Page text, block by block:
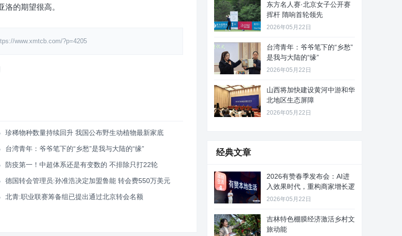
的期望很高。
www.xmtcb.com/?p=4205
珍稀物种数量持续回升 我国公布野生动植物最新家底
台湾青年：爷爷笔下的“乡愁”是我与大陆的“缘”
防疫第一！中超体系还是有变数的 不排除只打22轮
德国转会管理员:孙准浩决定加盟鲁能 转会费550万美元
北青:职业联赛筹备组已提出通过北京转会名额
东方名人赛·北京女子公开赛
挥杆 隋响首轮领先
2026年05月22日
台湾青年：爷爷笔下的“乡愁”
是我与大陆的“缘”
2026年05月22日
山西将加快建设黄河中游和华
北地区生态屏障
2026年05月22日
经典文章
2026有赞春季发布会：AI进
入效果时代，重构商家增长逻
2026年05月22日
吉林特色棚膜经济激活乡村文
旅动能